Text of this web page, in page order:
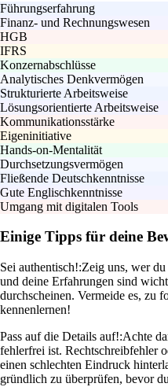
Führungserfahrung
Finanz- und Rechnungswesen
HGB
IFRS
Konzernabschlüsse
Analytisches Denkvermögen
Strukturierte Arbeitsweise
Lösungsorientierte Arbeitsweise
Kommunikationsstärke
Eigeninitiative
Hands-on-Mentalität
Durchsetzungsvermögen
Fließende Deutschkenntnisse
Gute Englischkenntnisse
Umgang mit digitalen Tools
Einige Tipps für deine
Sei authentisch!:Zeig uns, wer
und deine Erfahrungen sind
durchscheinen. Vermeide es, zu
kennenlernen!
Pass auf die Details auf!:Achte
fehlerfrei ist. Rechtschreibfehler
einen schlechten Eindruck
gründlich zu überprüfen, bevor